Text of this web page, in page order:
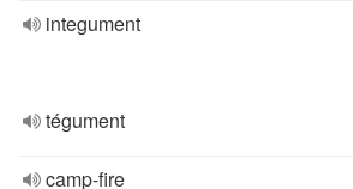
integument
tégument
camp-fire